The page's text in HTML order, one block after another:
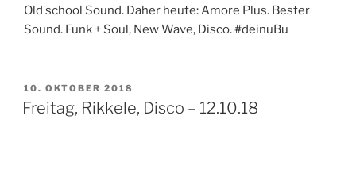
Old school Sound. Daher heute: Amore Plus. Bester
Sound. Funk + Soul, New Wave, Disco. #deinuBu
VERÖFFENTLICHT
AM
10. OKTOBER 2018
Freitag, Rikkele, Disco – 12.10.18